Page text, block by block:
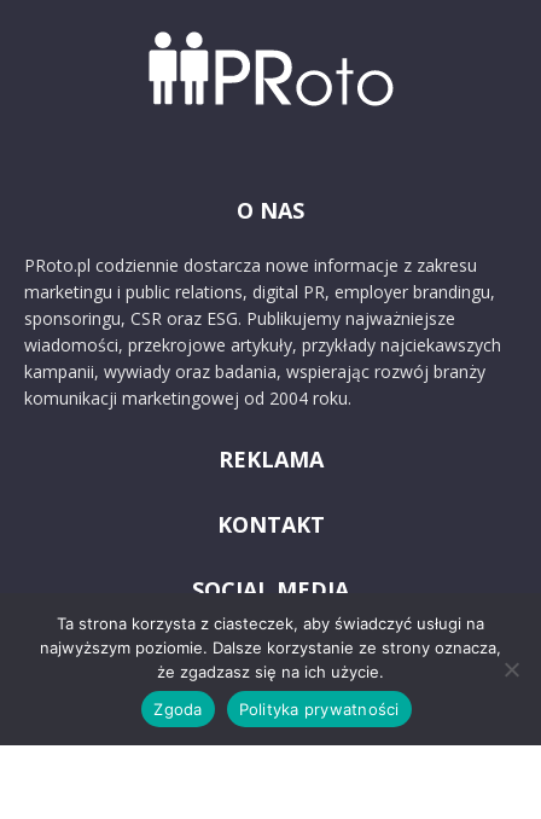
O NAS
PRoto.pl codziennie dostarcza nowe informacje z zakresu
marketingu i public relations, digital PR, employer brandingu,
sponsoringu, CSR oraz ESG. Publikujemy najważniejsze
wiadomości, przekrojowe artykuły, przykłady najciekawszych
kampanii, wywiady oraz badania, wspierając rozwój branży
komunikacji marketingowej od 2004 roku.
REKLAMA
KONTAKT
SOCIAL MEDIA
Ta strona korzysta z ciasteczek, aby świadczyć usługi na
najwyższym poziomie. Dalsze korzystanie ze strony oznacza,
że zgadzasz się na ich użycie.
Zgoda
Polityka prywatności